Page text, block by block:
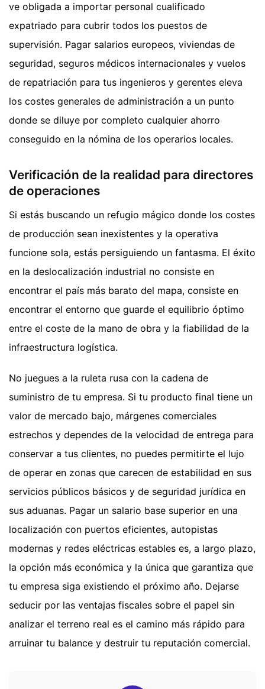
ve obligada a importar personal cualificado
expatriado para cubrir todos los puestos de
supervisión. Pagar salarios europeos, viviendas de
seguridad, seguros médicos internacionales y vuelos
de repatriación para tus ingenieros y gerentes eleva
los costes generales de administración a un punto
donde se diluye por completo cualquier ahorro
conseguido en la nómina de los operarios locales.
Verificación de la realidad para directores
de operaciones
Si estás buscando un refugio mágico donde los costes
de producción sean inexistentes y la operativa
funcione sola, estás persiguiendo un fantasma. El éxito
en la deslocalización industrial no consiste en
encontrar el país más barato del mapa, consiste en
encontrar el entorno que guarde el equilibrio óptimo
entre el coste de la mano de obra y la fiabilidad de la
infraestructura logística.
No juegues a la ruleta rusa con la cadena de
suministro de tu empresa. Si tu producto final tiene un
valor de mercado bajo, márgenes comerciales
estrechos y dependes de la velocidad de entrega para
conservar a tus clientes, no puedes permitirte el lujo
de operar en zonas que carecen de estabilidad en sus
servicios públicos básicos y de seguridad jurídica en
sus aduanas. Pagar un salario base superior en una
localización con puertos eficientes, autopistas
modernas y redes eléctricas estables es, a largo plazo,
la opción más económica y la única que garantiza que
tu empresa siga existiendo el próximo año. Dejarse
seducir por las ventajas fiscales sobre el papel sin
analizar el terreno real es el camino más rápido para
arruinar tu balance y destruir tu reputación comercial.